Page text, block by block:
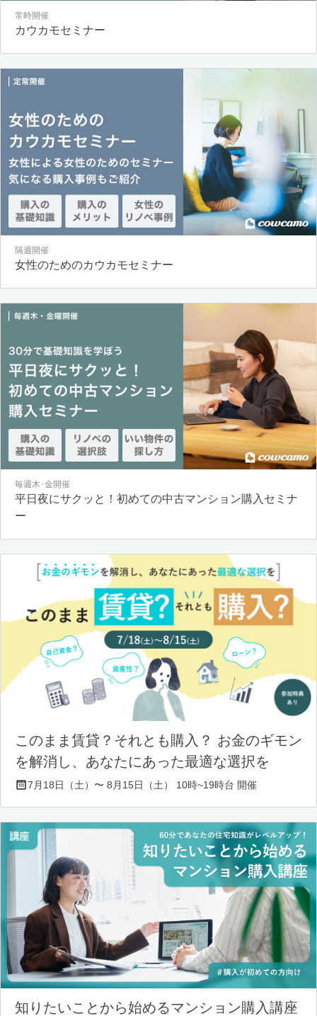
常時開催
カウカモセミナー
隔週開催
女性のためのカウカモセミナー
毎週木･金開催
平日夜にサクッと！初めての中古マンション購入セミナ
ー
このまま賃貸？それとも購入？ お金のギモン
を解消し、あなたにあった最適な選択を
7月18日（土）〜 8月15日（土） 10時~19時台 開催
知りたいことから始めるマンション購入講座